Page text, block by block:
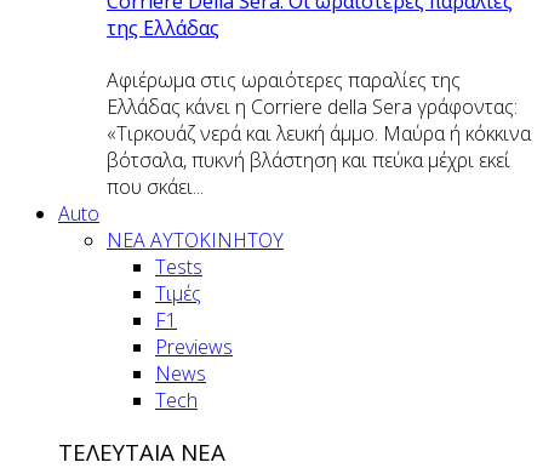
της Ελλάδας
Αφιέρωμα στις ωραιότερες παραλίες της
Ελλάδας κάνει η Corriere della Sera γράφοντας:
«Τιρκουάζ νερά και λευκή άμμο. Μαύρα ή κόκκινα
βότσαλα, πυκνή βλάστηση και πεύκα μέχρι εκεί
που σκάει...
Auto
NEA AYTOKINHTOY
Tests
Τιμές
F1
Previews
News
Tech
ΤΕΛΕΥΤΑΙΑ ΝΕΑ